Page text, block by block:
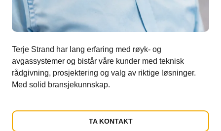
Terje Strand har lang erfaring med røyk- og
avgassystemer og bistår våre kunder med teknisk
rådgivning, prosjektering og valg av riktige løsninger.
Med solid bransjekunnskap.
TA KONTAKT